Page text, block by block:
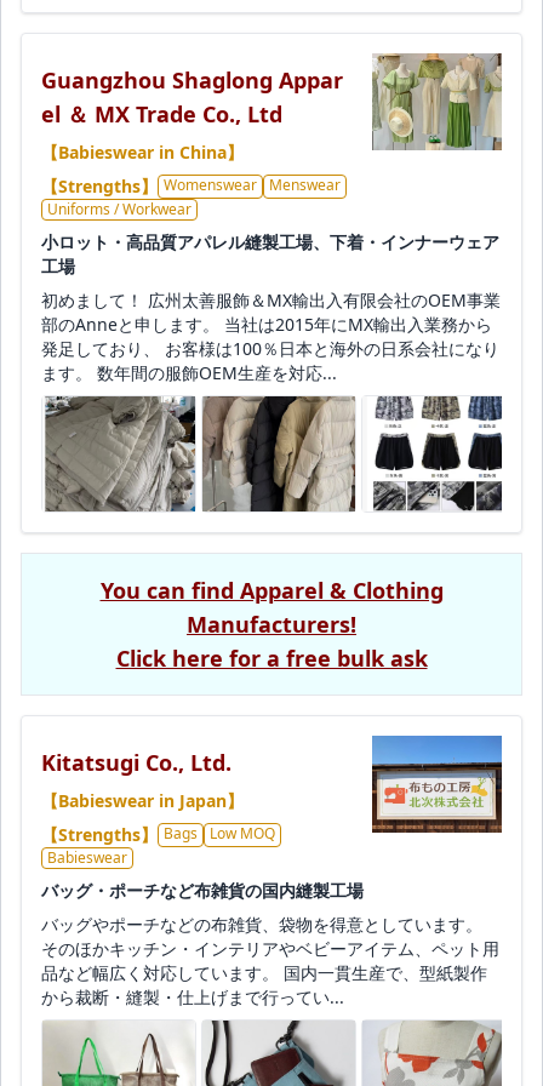
Guangzhou Shaglong Appar
el ＆ MX Trade Co., Ltd
【Babieswear in China】
【Strengths】
Womenswear
Menswear
Uniforms / Workwear
小ロット・高品質アパレル縫製工場、下着・インナーウェア
工場
初めまして！ 広州太善服飾＆MX輸出入有限会社のOEM事業
部のAnneと申します。 当社は2015年にMX輸出入業務から
発足しており、 お客様は100％日本と海外の日系会社になり
ます。 数年間の服飾OEM生産を対応...
You can find Apparel & Clothing
Manufacturers!
Click here for a free bulk ask
Kitatsugi Co., Ltd.
【Babieswear in Japan】
【Strengths】
Bags
Low MOQ
Babieswear
バッグ・ポーチなど布雑貨の国内縫製工場
バッグやポーチなどの布雑貨、袋物を得意としています。
そのほかキッチン・インテリアやベビーアイテム、ペット用
品など幅広く対応しています。 国内一貫生産で、型紙製作
から裁断・縫製・仕上げまで行ってい...